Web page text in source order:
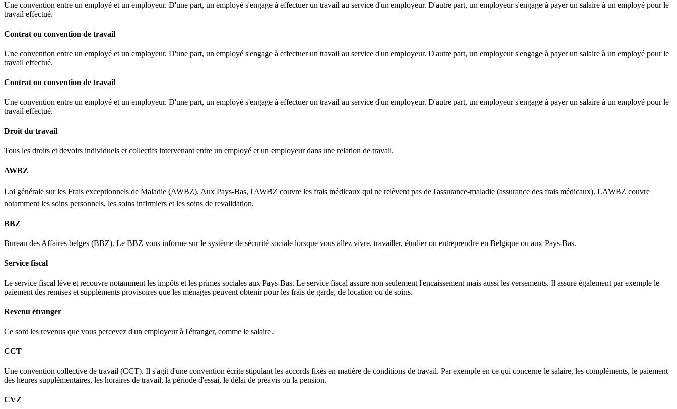
Une convention entre un employé et un employeur. D'une part, un employé s'engage à effectuer un travail au service d'un employeur. D'autre part, un employeur s'engage à payer un salaire à un employé pour le
travail effectué.
Contrat ou convention de travail
Une convention entre un employé et un employeur. D'une part, un employé s'engage à effectuer un travail au service d'un employeur. D'autre part, un employeur s'engage à payer un salaire à un employé pour le
travail effectué.
Contrat ou convention de travail
Une convention entre un employé et un employeur. D'une part, un employé s'engage à effectuer un travail au service d'un employeur. D'autre part, un employeur s'engage à payer un salaire à un employé pour le
travail effectué.
Droit du travail
Tous les droits et devoirs individuels et collectifs intervenant entre un employé et un employeur dans une relation de travail.
AWBZ
Loi générale sur les Frais exceptionnels de Maladie (AWBZ). Aux Pays-Bas, l'AWBZ couvre les frais médicaux qui ne relèvent pas de l'assurance-maladie (assurance des frais médicaux). LAWBZ couvre
notamment les soins personnels, les soins infirmiers et les soins de revalidation.
BBZ
Bureau des Affaires belges (BBZ). Le BBZ vous informe sur le système de sécurité sociale lorsque vous allez vivre, travailler, étudier ou entreprendre en Belgique ou aux Pays-Bas.
Service fiscal
Le service fiscal lève et recouvre notamment les impôts et les primes sociales aux Pays-Bas. Le service fiscal assure non seulement l'encaissement mais aussi les versements. Il assure également par exemple le
paiement des remises et suppléments provisoires que les ménages peuvent obtenir pour les frais de garde, de location ou de soins.
Revenu étranger
Ce sont les revenus que vous percevez d'un employeur à l'étranger, comme le salaire.
CCT
Une convention collective de travail (CCT). Il s'agit d'une convention écrite stipulant les accords fixés en matière de conditions de travail. Par exemple en ce qui concerne le salaire, les compléments, le paiement
des heures supplémentaires, les horaires de travail, la période d'essai, le délai de préavis ou la pension.
CVZ